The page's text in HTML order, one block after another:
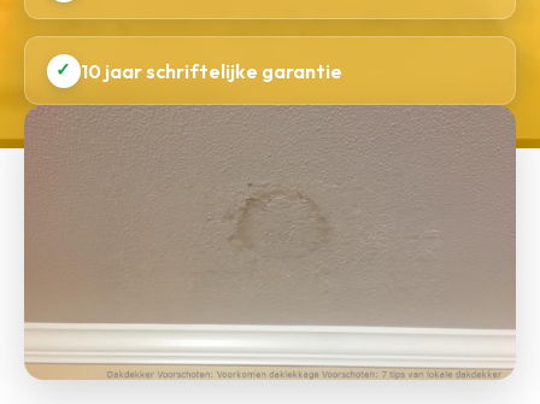
✓ 10 jaar schriftelijke garantie